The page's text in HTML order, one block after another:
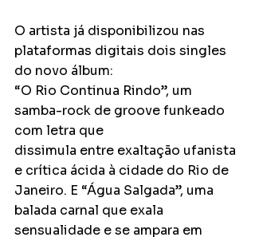
O artista já disponibilizou nas
plataformas digitais dois singles
do novo álbum:
“O Rio Continua Rindo”, um
samba-rock de groove funkeado
com letra que
dissimula entre exaltação ufanista
e crítica ácida à cidade do Rio de
Janeiro. E “Água Salgada”, uma
balada carnal que exala
sensualidade e se ampara em